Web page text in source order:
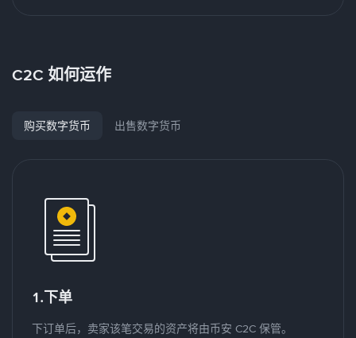
C2C 如何运作
购买数字货币 出售数字货币
1.下单
下订单后，卖家该笔交易的资产将由币安 C2C 保管。